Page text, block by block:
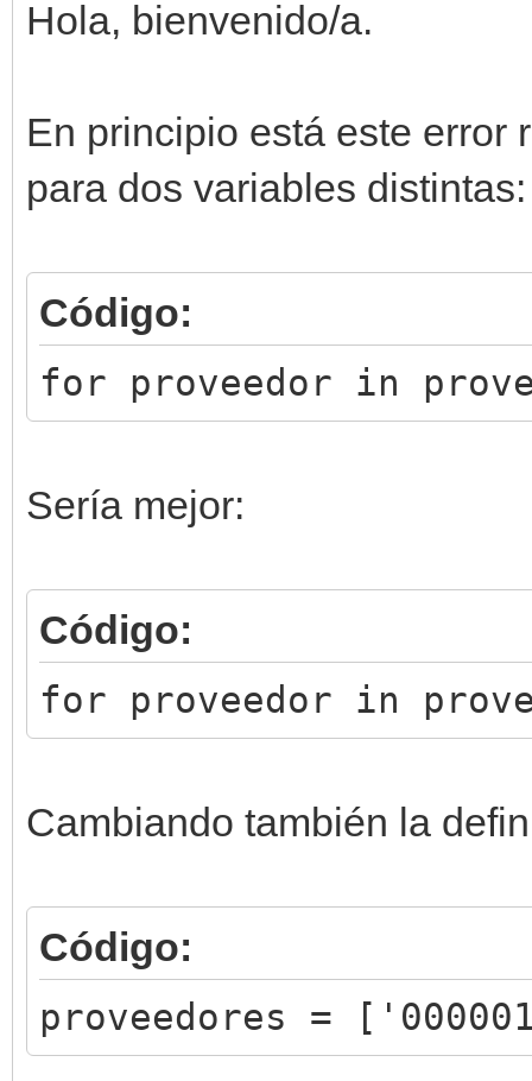
el proveedor
Hola, bienvenido/a.
En principio está este error
para dos variables distintas:
Código:
for proveedor in
Sería mejor:
Código:
for proveedor in
Cambiando también la
Código:
proveedores =